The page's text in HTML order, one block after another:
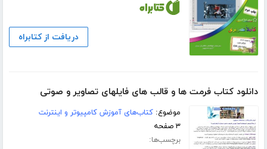
دریافت از کتابراه
دانلود کتاب فرمت ها و قالب های فایلهای تصاویر و صوتی
موضوع:کتاب‌های آموزش کامپیوتر و اینترنت
۳ صفحه
برچسب‌ها: